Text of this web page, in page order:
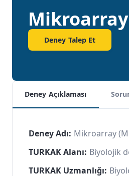
Deney Talep Et
Deney Açıklaması
Deney Adı: Mikroarray
TURKAK Alanı: Biyolojik
TURKAK Uzmanlığı: